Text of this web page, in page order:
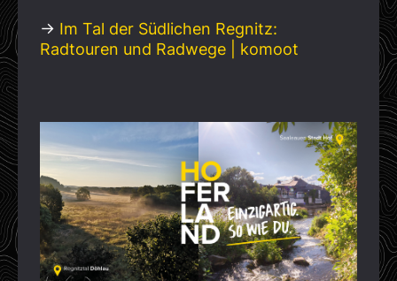
→ Im Tal der Südlichen Regnitz:
Radtouren und Radwege | komoot